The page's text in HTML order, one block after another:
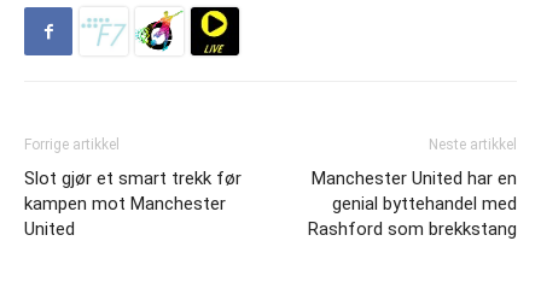
Forrige artikkel
Slot gjør et smart trekk før
kampen mot Manchester
United
Neste artikkel
Manchester United har en
genial byttehandel med
Rashford som brekkstang